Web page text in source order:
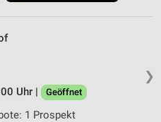
❯
Uhr |
Geöffnet
1 Prospekt